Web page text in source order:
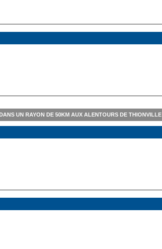
UN RAYON DE 50KM AUX ALENTOURS DE THIONVILLE